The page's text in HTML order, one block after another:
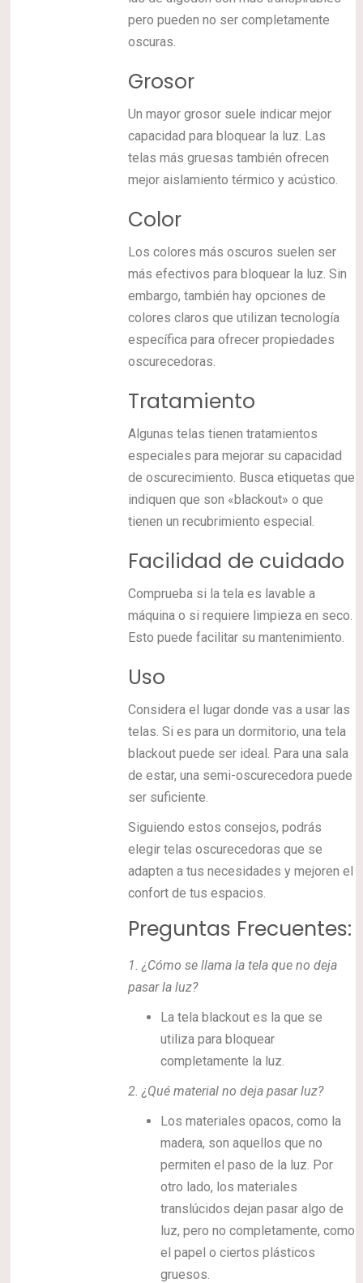
pero pueden no ser completamente
oscuras.
Grosor
Un mayor grosor suele indicar mejor
capacidad para bloquear la luz. Las
telas más gruesas también ofrecen
mejor aislamiento térmico y acústico.
Color
Los colores más oscuros suelen ser
más efectivos para bloquear la luz. Sin
embargo, también hay opciones de
colores claros que utilizan tecnología
específica para ofrecer propiedades
oscurecedoras.
Tratamiento
Algunas telas tienen tratamientos
especiales para mejorar su capacidad
de oscurecimiento. Busca etiquetas que
indiquen que son «blackout» o que
tienen un recubrimiento especial.
Facilidad de cuidado
Comprueba si la tela es lavable a
máquina o si requiere limpieza en seco.
Esto puede facilitar su mantenimiento.
Uso
Considera el lugar donde vas a usar las
telas. Si es para un dormitorio, una tela
blackout puede ser ideal. Para una sala
de estar, una semi-oscurecedora puede
ser suficiente.
Siguiendo estos consejos, podrás
elegir telas oscurecedoras que se
adapten a tus necesidades y mejoren el
confort de tus espacios.
Preguntas Frecuentes:
1.¿Cómo se llama la tela que no deja
pasar la luz?
La tela blackout es la que se
utiliza para bloquear
completamente la luz.
2.¿Qué material no deja pasar luz?
Los materiales opacos, como la
madera, son aquellos que no
permiten el paso de la luz. Por
otro lado, los materiales
translúcidos dejan pasar algo de
luz, pero no completamente, como
el papel o ciertos plásticos
gruesos.